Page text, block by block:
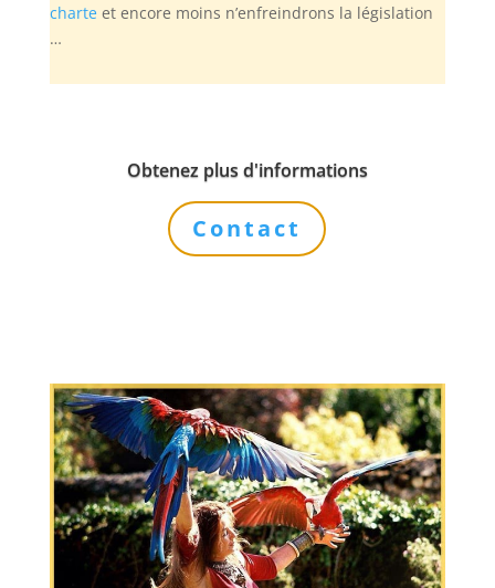
charteet encore moins n’enfreindrons la législation
…
Obtenez plus d'informations
Contact